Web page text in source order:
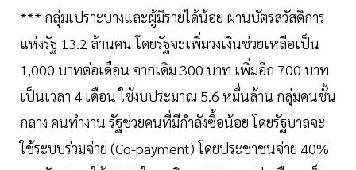
*** กลุ่มเปราะบางและผู้มีรายได้น้อย ผ่านบัตรสวัสดิการ
แห่งรัฐ 13.2 ล้านคน โดยรัฐจะเพิ่มวงเงินช่วยเหลือเป็น
1,000 บาทต่อเดือน จากเดิม 300 บาท เพิ่มอีก 700 บาท
เป็นเวลา 4 เดือน ใช้งบประมาณ 5.6 หมื่นล้าน กลุ่มคนชั้น
กลาง คนทำงาน รัฐช่วยคนที่มีกำลังซื้อน้อย โดยรัฐบาลจะ
ใช้ระบบร่วมจ่าย (Co-payment) โดยประชาชนจ่าย 40%